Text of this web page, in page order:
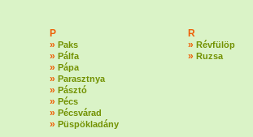
P
» Paks
» Pálfa
» Pápa
» Parasztnya
» Pásztó
» Pécs
» Pécsvárad
» Püspökladány
R
» Révfülöp
» Ruzsa